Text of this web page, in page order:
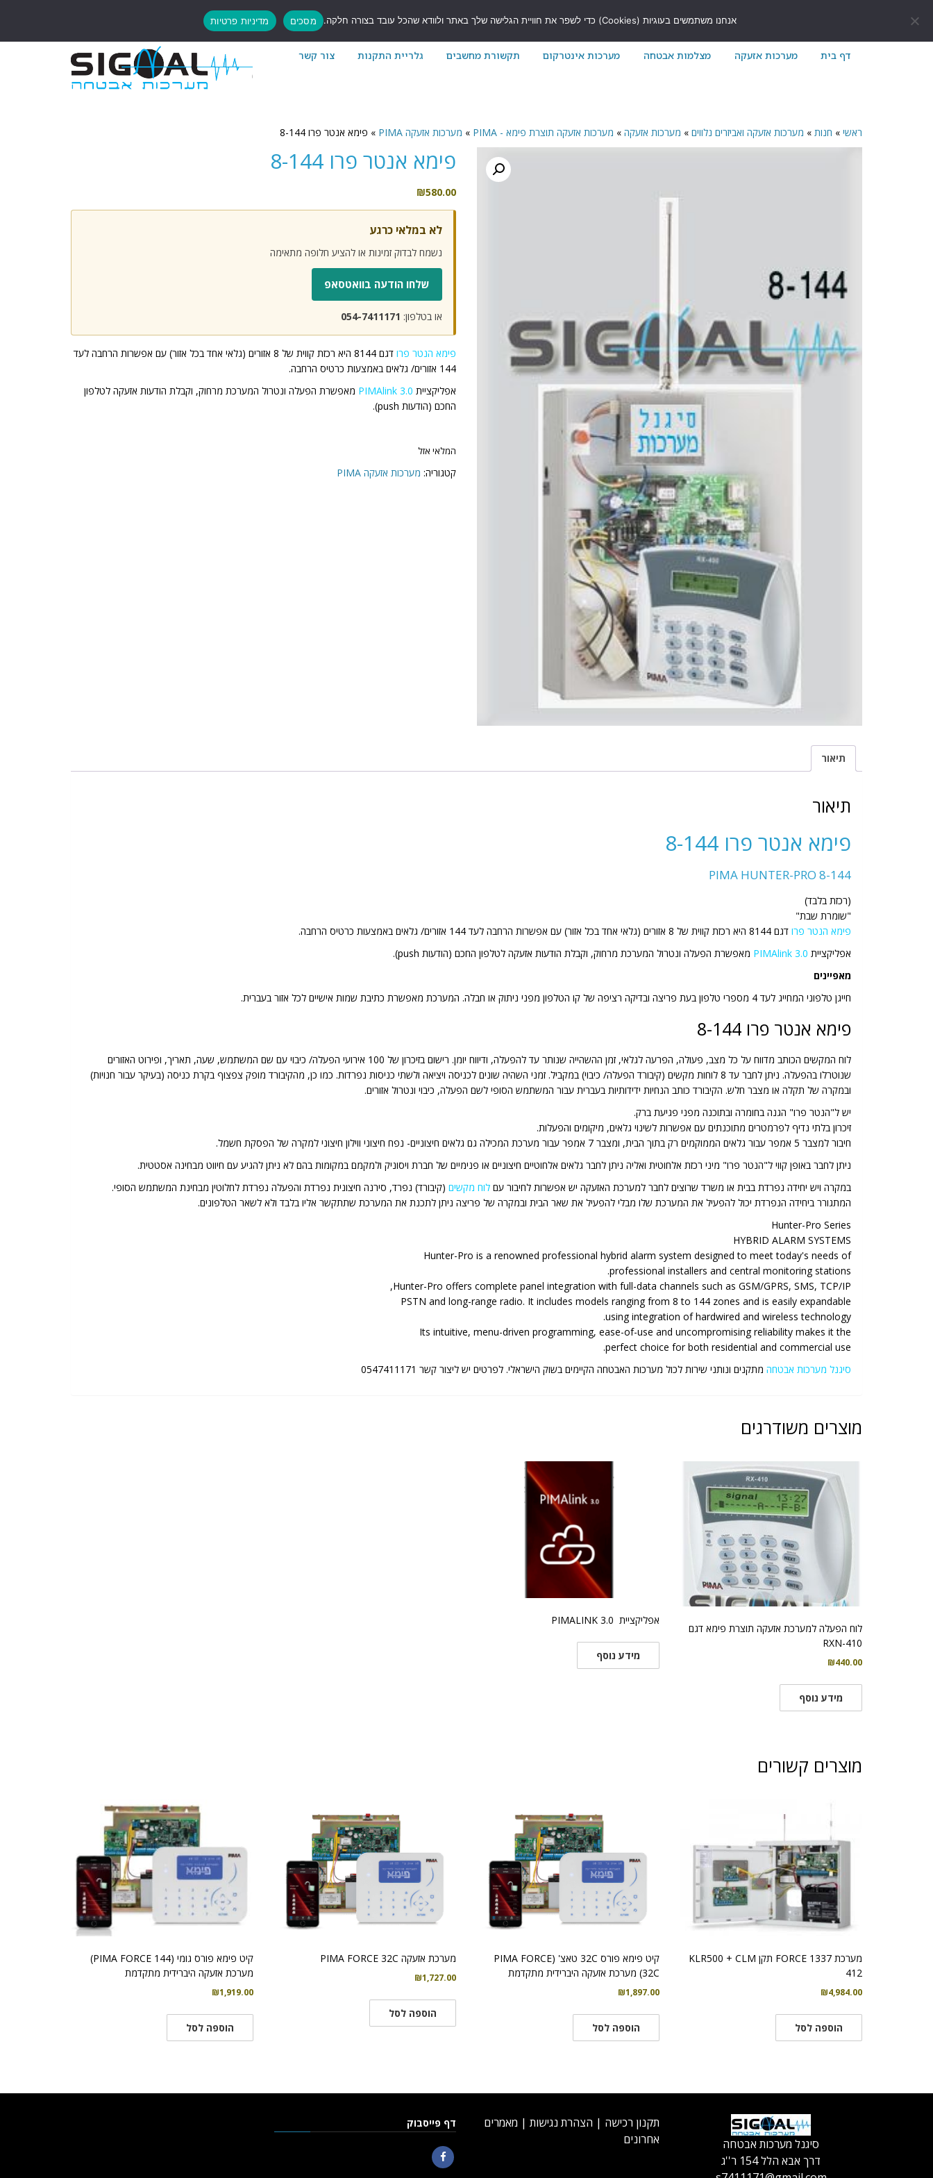
7411171@gmail.com
דף בית מערכות אזעקה מצלמות אבטחה מערכות אינטרקום תקשורת מחשבים גלריית התקנות צור קשר
ראשי » חנות » מערכות אזעקה ואביזרים נלווים » מערכות אזעקה » מערכות אזעקה תוצרת פימא - PIMA » מערכות אזעקה PIMA » פימא אנטר פרו 8-144
פימא אנטר פרו 8-144
₪580.00
לא במלאי כרגע
נשמח לבדוק זמינות או להציע חלופה מתאימה
שלחו הודעה בוואטסאפ
או בטלפון: 054-7411171
פימא הנטר פרו
דגם 8144 היא רכזת קווית של 8 אזורים (גלאי אחד בכל אזור) עם אפשרות הרחבה לעד
144 אזורים/ גלאים באמצעות כרטיס הרחבה.
אפליקציית PIMAlink 3.0 מאפשרת הפעלה ונטרול המערכת מרחוק, וקבלת הודעות אזעקה לטלפון
החכם (הודעות push).
המלאי אזל
קטגוריה: מערכות אזעקה PIMA
תיאור
תיאור
פימא אנטר פרו 8-144
PIMA HUNTER-PRO 8-144
(רכזת בלבד)
"שומרת שבת"
פימא הנטר פרו דגם 8144 היא רכזת קווית של 8 אזורים (גלאי אחד בכל אזור) עם אפשרות הרחבה לעד 144 אזורים/ גלאים באמצעות כרטיס הרחבה.
אפליקציית PIMAlink 3.0 מאפשרת הפעלה ונטרול המערכת מרחוק, וקבלת הודעות אזעקה לטלפון החכם (הודעות push).
מאפיינים
חייגן טלפוני המחייג לעד 4 מספרי טלפון בעת פריצה ובדיקה רציפה של קו הטלפון מפני ניתוק או חבלה. המערכת מאפשרת כתיבת שמות אישיים לכל אזור בעברית.
פימא אנטר פרו 8-144
לוח המקשים הכותב מדווח על כל מצב, פעולה, הפרעה לגלאי, זמן ההשהייה שנותר עד להפעלה, ודיווח יומן. רישום בזיכרון של 100 אירועי הפעלה/ כיבוי עם שם המשתמש, שעה, תאריך, ופירוט האזורים
שנוטרלו בהפעלה. ניתן לחבר עד 8 לוחות מקשים (קיבורד הפעלה/ כיבוי) במקביל. זמני השהיה שונים לכניסה ויציאה ולשתי כניסות נפרדות. כמו כן, מהקיבורד מופק צפצוף בקרת כניסה (בעיקר עבור חנויות)
ובמקרה של תקלה או מצבר חלש. הקיבורד כותב הנחיות ידידותיות בעברית עבור המשתמש הסופי לשם הפעלה, כיבוי ונטרול אזורים.
יש ל"הנטר פרו" הגנה בחומרה ובתוכנה מפני פגיעת ברק.
זיכרון בלתי נדיף לפרמטרים מתוכנתים עם אפשרות לשינוי גלאים, מיקומים והפעלות.
חיבור למצבר 5 אמפר עבור גלאים הממוקמים רק בתוך הבית, ומצבר 7 אמפר עבור מערכת המכילה גם גלאים חיצוניים- נפח חיצוני ווילון חיצוני למקרה של הפסקת חשמל.
ניתן לחבר באופן קווי ל"הנטר פרו" מיני רכזת אלחוטית ואליה ניתן לחבר גלאים אלחוטיים חיצוניים או פנימיים של חברת ויסוניק ולמקמם במקומות בהם לא ניתן להגיע עם חיווט מבחינה אסטטית.
במקרה ויש יחידה נפרדת בבית או משרד שרוצים לחבר למערכת האזעקה יש אפשרות לחיבור עם לוח מקשים (קיבורד) נפרד, סירנה חיצונית נפרדת והפעלה נפרדת לחלוטין מבחינת המשתמש הסופי.
המתגורר ביחידה הנפרדת יכול להפעיל את המערכת שלו מבלי להפעיל את שאר הבית ובמקרה של פריצה ניתן לתכנת את המערכת שתתקשר אליו בלבד ולא לשאר הטלפונים.
Hunter-Pro Series
HYBRID ALARM SYSTEMS
Hunter-Pro is a renowned professional hybrid alarm system designed to meet today's needs of
professional installers and central monitoring stations.
Hunter-Pro offers complete panel integration with full-data channels such as GSM/GPRS, SMS, TCP/IP,
PSTN and long-range radio. It includes models ranging from 8 to 144 zones and is easily expandable
using integration of hardwired and wireless technology.
Its intuitive, menu-driven programming, ease-of-use and uncompromising reliability makes it the
perfect choice for both residential and commercial use.
סיגנל מערכות אבטחה מתקנים ונותני שירות לכול מערכות האבטחה הקיימים בשוק הישראלי. לפרטים יש ליצור קשר 0547411171
מוצרים משודרגים
לוח הפעלה למערכת אזעקה תוצרת פימא דגם
RXN-410
₪440.00
מידע נוסף
אפליקציית PIMALINK 3.0
מידע נוסף
מוצרים קשורים
מערכת FORCE 1337 תקן KLR500 + CLM
412
₪4,984.00
הוספה לסל
קיט פימא פורס 32C טאצ' (PIMA FORCE
32C) מערכת אזעקה היברידית מתקדמת
₪1,897.00
הוספה לסל
מערכת אזעקה PIMA FORCE 32C
₪1,727.00
הוספה לסל
קיט פימא פורס גומי (PIMA FORCE 144)
מערכת אזעקה היברידית מתקדמת
₪1,919.00
הוספה לסל
סיגנל מערכות אבטחה
דרך אבא הלל 154 ר''ג
תקנון רכישה | הצהרת נגישות | מאמרים
אחרונים
דף פייסבוק
אנחנו משתמשים בעוגיות (Cookies) כדי לשפר את חוויית הגלישה שלך באתר ולוודא שהכל עובד בצורה חלקה. מסכים מדיניות פרטיות